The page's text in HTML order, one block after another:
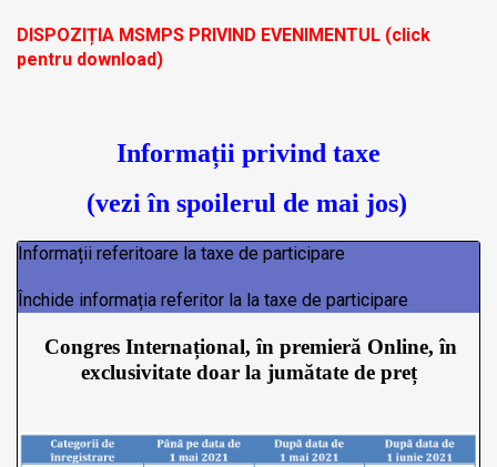
DISPOZIȚIA MSMPS PRIVIND EVENIMENTUL (click
pentru download)
Informații privind taxe
(vezi în spoilerul de mai jos)
Informații referitoare la taxe de participare
Închide informația referitor la la taxe de participare
Congres Internațional, în premieră Online, în
exclusivitate doar la jumătate de preț